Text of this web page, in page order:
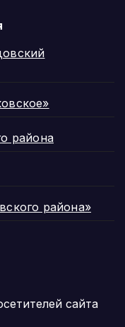
района
района»
сайта